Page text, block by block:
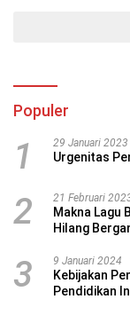
Populer
1 29 Januari 2023
Urgenitas
2 21 Februari
Makna Lagu
Hilang
3 9 Januari 2024
Kebijakan
Pendidikan